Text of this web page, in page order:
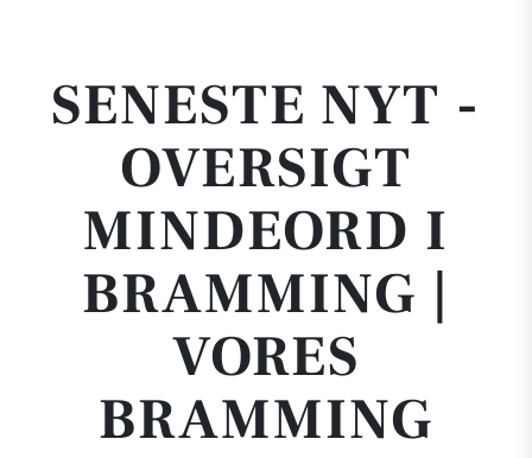
SENESTE NYT -
OVERSIGT
MINDEORD I
BRAMMING |
VORES
BRAMMING